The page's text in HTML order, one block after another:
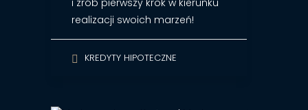
i zrób pierwszy krok w kierunku
realizacji swoich marzeń!
KREDYTY HIPOTECZNE